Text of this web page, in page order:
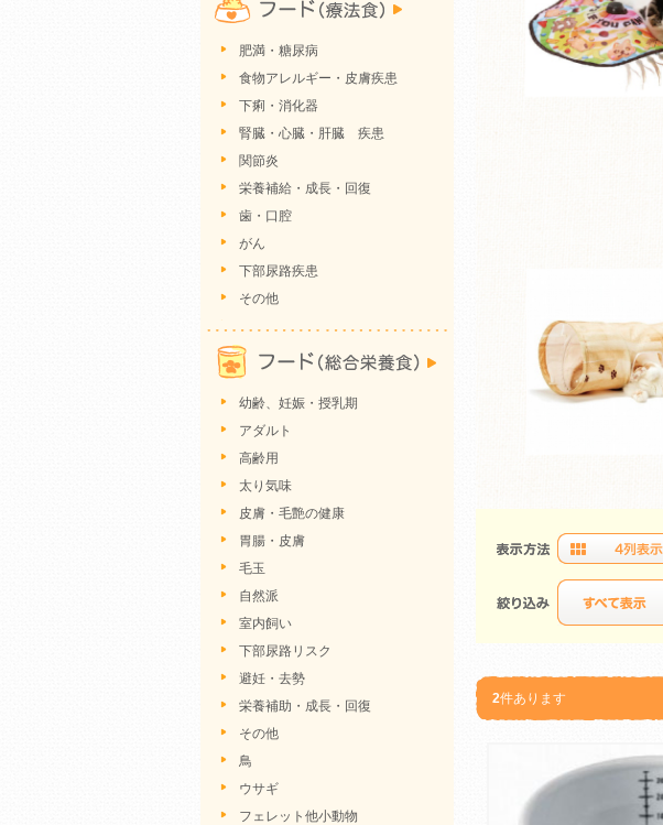
2件あります
肥満・糖尿病
食物アレルギー・皮膚疾患
下痢・消化器
腎臓・心臓・肝臓 疾患
関節炎
栄養補給・成長・回復
歯・口腔
がん
下部尿路疾患
その他
幼齢、妊娠・授乳期
アダルト
高齢用
太り気味
皮膚・毛艶の健康
胃腸・皮膚
毛玉
自然派
室内飼い
下部尿路リスク
避妊・去勢
栄養補助・成長・回復
その他
鳥
ウサギ
フェレット他小動物